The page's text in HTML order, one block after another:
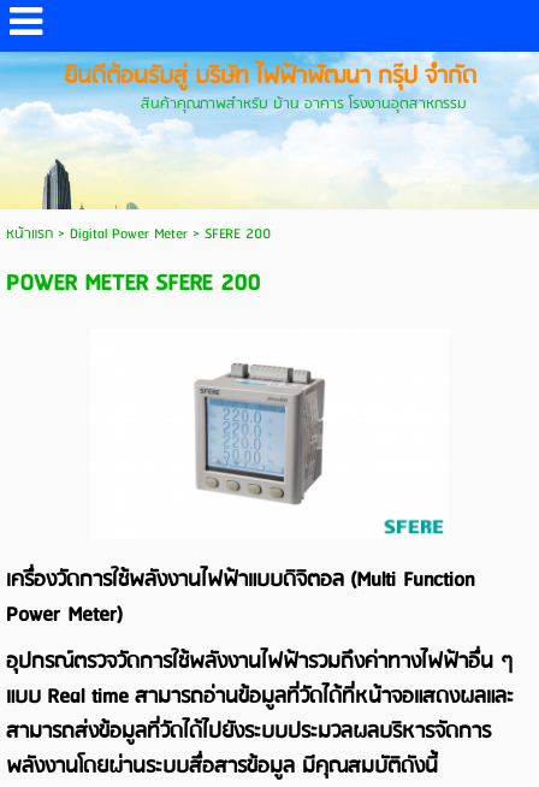
ยินดีต้อนรับสู่ บริษัท ไฟฟ้าพัฒนา กรุ๊ป จำกัด
สินค้าคุณภาพสำหรับ บ้าน อาคาร โรงงานอุตสาหกรรม
หน้าแรก> Digital Power Meter> SFERE 200
POWER METER SFERE 200
เครื่องวัดการใช้พลังงานไฟฟ้าแบบดิจิตอล(Multi Function
Power Meter)
อุปกรณ์ตรวจวัดการใช้พลังงานไฟฟ้ารวมถึงค่าทางไฟฟ้าอื่น ๆ
แบบReal timeสามารถอ่านข้อมูลที่วัดได้ที่หน้าจอแสดงผลและ
สามารถส่งข้อมูลที่วัดได้ไปยังระบบประมวลผลบริหารจัดการ
พลังงานโดยผ่านระบบสื่อสารข้อมูล มีคุณสมบัติดังนี้